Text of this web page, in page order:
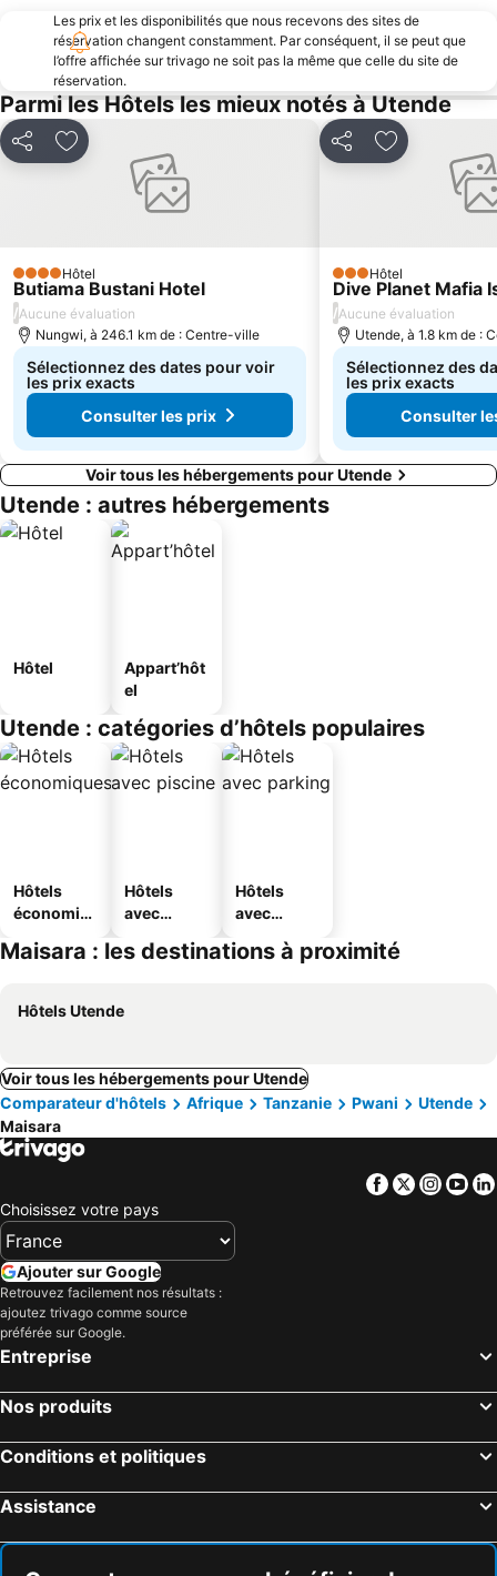
Les prix et les disponibilités que nous recevons des sites de
réservation changent constamment. Par conséquent, il se peut que
l’offre affichée sur trivago ne soit pas la même que celle du site de
réservation.
Parmi les Hôtels les mieux notés à Utende
PartagerAjouter à mes favoris
4 ÉtoilesHôtel
Butiama Bustani Hotel
/Aucune évaluation
Nungwi, à 246.1 km de : Centre-ville
Sélectionnez des dates pour voir
les prix exacts
Consulter les prix
PartagerAjouter à
3 Étoiles
Hôtel
Dive Planet Mafia
/Aucune évaluation
Utende, à 1.8 km de :
Sélectionnez des
les prix exacts
Consulter
Voir tous les hébergements pour Utende
Utende : autres hébergements
Hôtel
Appart’hôt
el
Utende : catégories d’hôtels populaires
Hôtels
économiq
Hôtels
avec
Hôtels
avec
Maisara : les destinations à proximité
Hôtels Utende
Voir tous les hébergements pour Utende
Comparateur d'hôtels
Afrique Tanzanie Pwani
Utende
Maisara
Facebook
Twitter
Choisissez votre pays
Ajouter sur Google
Retrouvez facilement nos résultats :
ajoutez trivago comme source
préférée sur Google.
Entreprise
Nos produits
Conditions et politiques
Assistance